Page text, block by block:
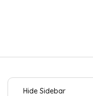
Hide Sidebar